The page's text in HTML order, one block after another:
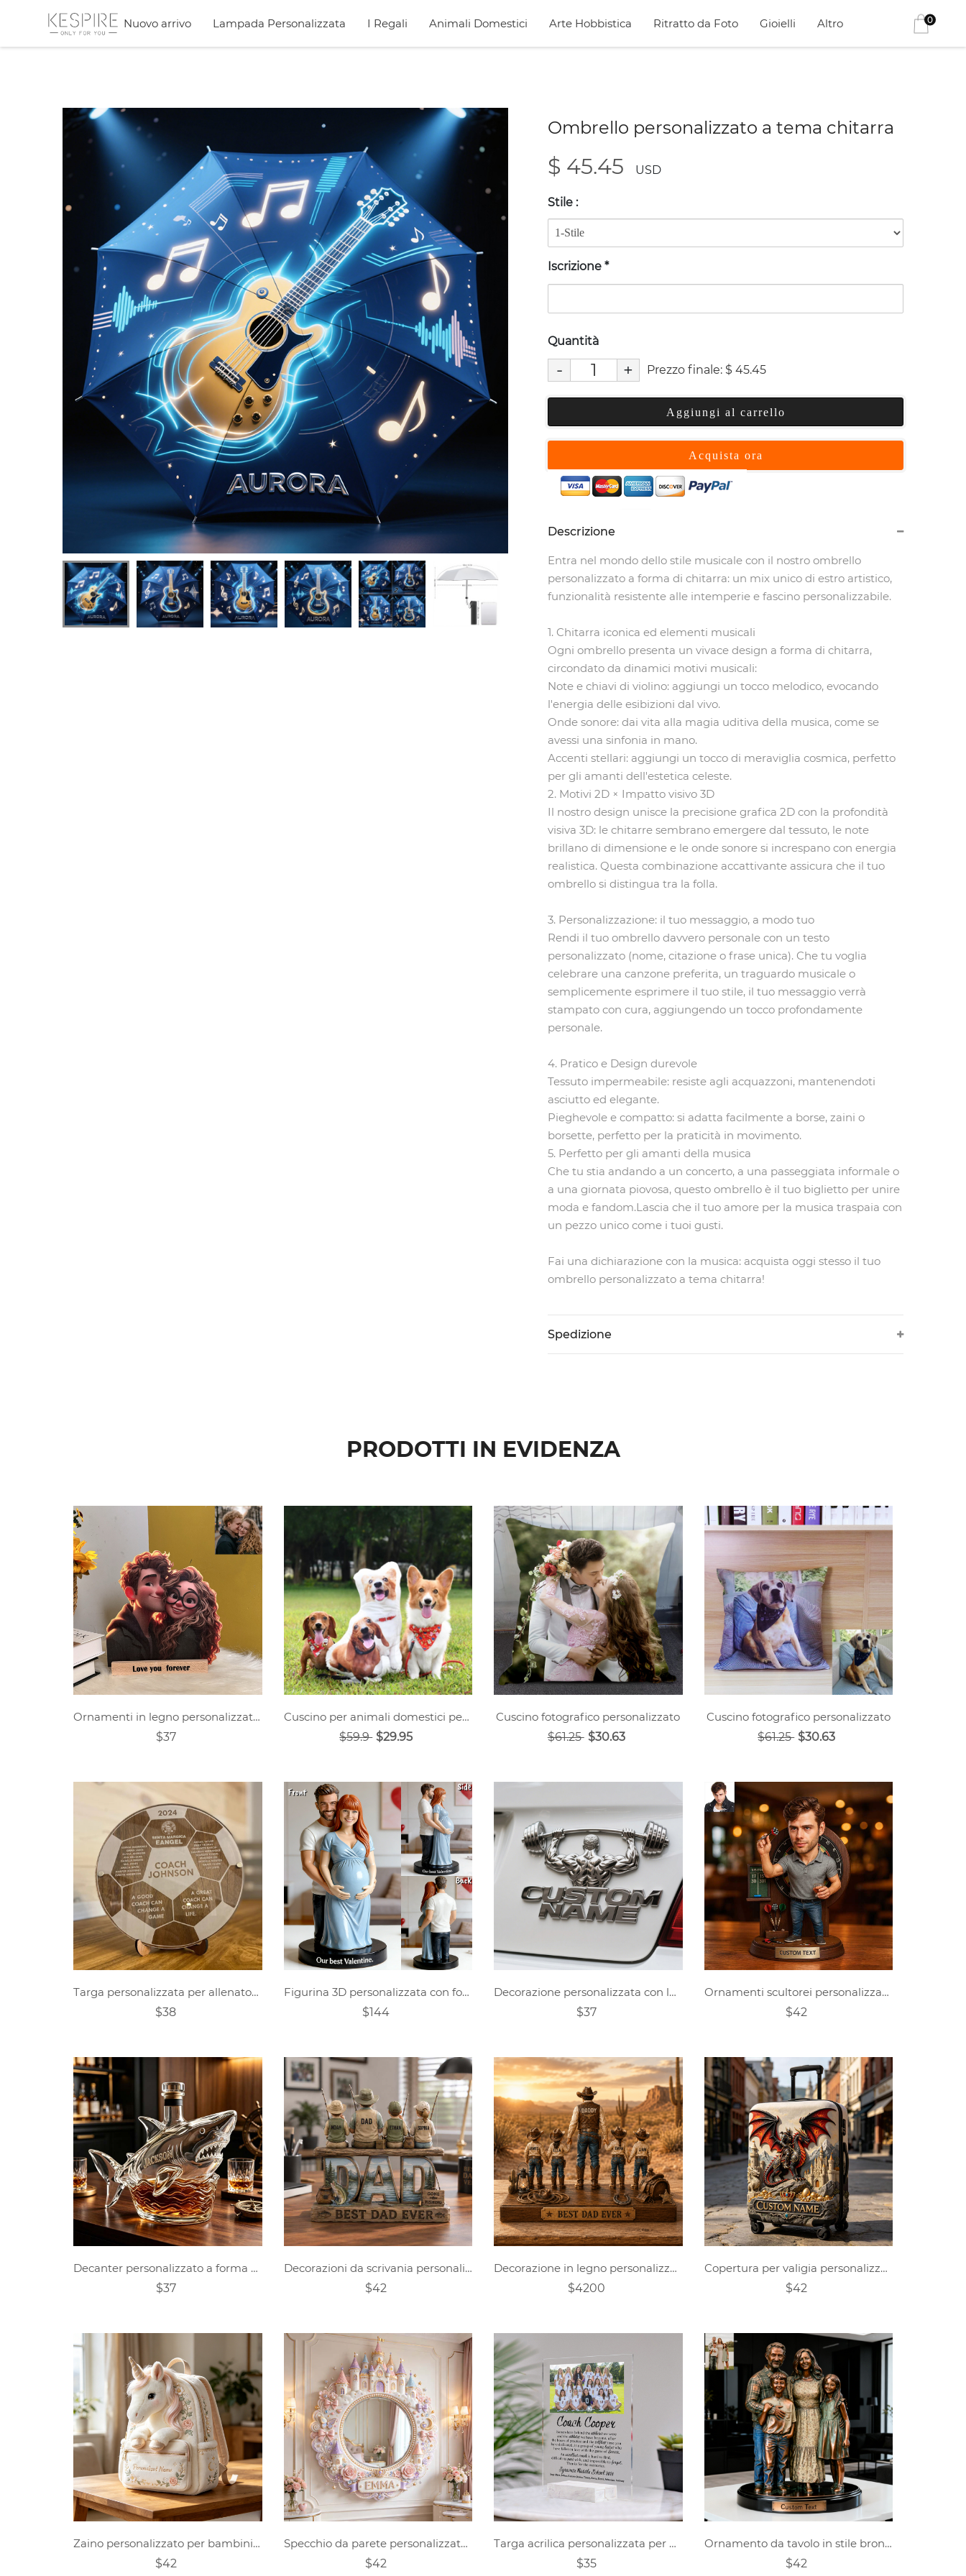
Nuovo arrivo Lampada Personalizzata I Regali Animali Domestici Arte Hobbistica Ritratto da Foto Gioielli Altro 0
Ombrello personalizzato a tema chitarra
$ 45.45 USD
Stile :
Iscrizione*
Quantità
- + Prezzo finale: $ 45.45
Aggiungi al carrello
Acquista ora
Descrizione
Entra nel mondo dello stile musicale con il nostro ombrello
personalizzato a forma di chitarra: un mix unico di estro artistico,
funzionalità resistente alle intemperie e fascino personalizzabile.
1. Chitarra iconica ed elementi musicali
Ogni ombrello presenta un vivace design a forma di chitarra,
circondato da dinamici motivi musicali:
Note e chiavi di violino: aggiungi un tocco melodico, evocando
l'energia delle esibizioni dal vivo.
Onde sonore: dai vita alla magia uditiva della musica, come se
avessi una sinfonia in mano.
Accenti stellari: aggiungi un tocco di meraviglia cosmica, perfetto
per gli amanti dell'estetica celeste.
2. Motivi 2D × Impatto visivo 3D
Il nostro design unisce la precisione grafica 2D con la profondità
visiva 3D: le chitarre sembrano emergere dal tessuto, le note
brillano di dimensione e le onde sonore si increspano con energia
realistica. Questa combinazione accattivante assicura che il tuo
ombrello si distingua tra la folla.
3. Personalizzazione: il tuo messaggio, a modo tuo
Rendi il tuo ombrello davvero personale con un testo
personalizzato (nome, citazione o frase unica). Che tu voglia
celebrare una canzone preferita, un traguardo musicale o
semplicemente esprimere il tuo stile, il tuo messaggio verrà
stampato con cura, aggiungendo un tocco profondamente
personale.
4. Pratico e Design durevole
‌Tessuto impermeabile‌: resiste agli acquazzoni, mantenendoti
asciutto ed elegante.
‌Pieghevole e compatto‌: si adatta facilmente a borse, zaini o
borsette, perfetto per la praticità in movimento.
5. Perfetto per gli amanti della musica
Che tu stia andando a un concerto, a una passeggiata informale o
a una giornata piovosa, questo ombrello è il tuo biglietto per unire
moda e fandom.Lascia che il tuo amore per la musica traspaia con
un pezzo unico come i tuoi gusti.
Fai una dichiarazione con la musica: acquista oggi stesso il tuo
ombrello personalizzato a tema chitarra!
Spedizione
PRODOTTI IN EVIDENZA
Ornamenti in legno personalizzati con foto in stile cartone animato
$37
Cuscino per animali domestici personalizzato per gelato
$59.9 $29.95
Cuscino fotografico personalizzato
$61.25 $30.63
Cuscino fotografico personalizzato
$61.25 $30.63
Targa personalizzata per allenatore di calcio in legno acrilico
$38
Figurina 3D personalizzata con foto di coppia in attesa, bobblehead personalizzato, regalo di San Valentino, regalo ricordo di gravidanza, regalo di anniversario per coppie
$144
Decorazione personalizzata con logo per auto in metallo per sollevamento pesi e fitness
$37
Ornamenti scultorei personalizzati a forma di cartone animato per appassionati di freccette
$42
Decanter personalizzato a forma di squalo bianco
$37
Decorazioni da scrivania personalizzate per la Festa del Papà con tema pesca genitore-figlio, con la lettera DAD.
$42
Decorazione in legno personalizzata per la festa del papà, a tema western e cowboy, per tutta la famiglia.
$4200
Copertura per valigia personalizzata a tema Dragon Knight
$42
Zaino personalizzato per bambini con unicorno e nome
$42
Specchio da parete personalizzato con nome a tema Castello dei Sogni
$42
Targa acrilica personalizzata per allenatore di calcio
$35
Ornamento da tavolo in stile bronzo con ritratto di famiglia personalizzato
$42